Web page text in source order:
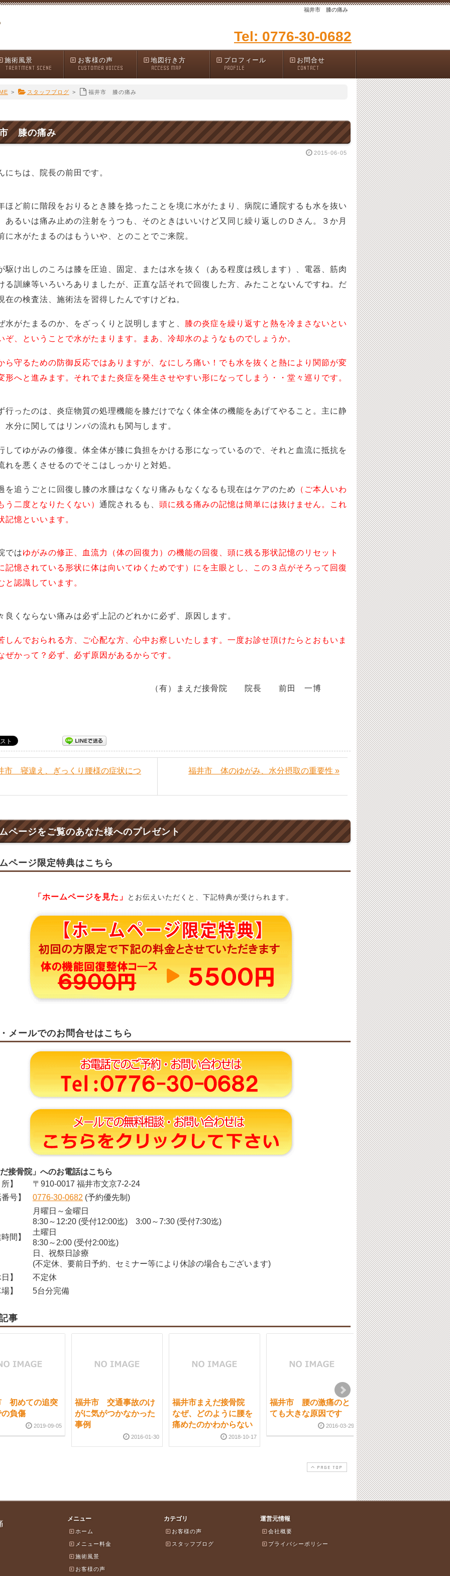
福井市 膝の痛み
Tel: 0776-30-0682
施術風景
TREATMENT SCENE
お客様の声
CUSTOMER VOICES
地図行き方
ACCESS MAP
プロフィール
PROFILE
お問合せ
CONTACT
> スタッフブログ > 福井市 膝の痛み
膝の痛み
2015-06-05
ちは、院長の前田です。
ど前に階段をおりるとき膝を捻ったことを境に水がたまり、病院に通院するも水を抜い
あるいは痛み止めの注射をうつも、そのときはいいけど又同じ繰り返しのＤさん。３か月
に水がたまるのはもういや、とのことでご来院。
け出しのころは膝を圧迫、固定、または水を抜く（ある程度は残します）、電器、筋肉
る訓練等いろいろありましたが、正直な話それで回復した方、みたことないんですね。だ
在の検査法、施術法を習得したんですけどね。
がたまるのか、をざっくりと説明しますと、 膝の炎症を繰り返すと熱を冷まさないとい
ぞ、ということで水がたまります。まあ、冷却水のようなものでしょうか。
ら守るための防御反応ではありますが、なにしろ痛い！でも水を抜くと熱により関節が変
形へと進みます。それでまた炎症を発生させやすい形になってしまう・・堂々巡りです。
ったのは、炎症物質の処理機能を膝だけでなく体全体の機能をあげてやること。主に静
水分に関してはリンパの流れも関与します。
てゆがみの修復。体全体が膝に負担をかける形になっているので、それと血流に抵抗を
れを悪くさせるのでそこはしっかりと対処。
追うごとに回復し膝の水腫はなくなり痛みもなくなるも現在はケアのため
（ご本人いわ
う二度となりたくない） 通院されるも、 頭に残る痛みの記憶は簡単には抜けません。これ
記憶といいます。
はゆがみの修正、血流力（体の回復力）の機能の回復、頭に残る形状記憶のリセット
記憶されている形状に体は向いてゆくためです）にを主眼とし、この３点がそろって回復
と認識しています。
くならない痛みは必ず上記のどれかに必ず、原因します。
しんでおられる方、ご心配な方、心中お察しいたします。一度お診せ頂けたらとおもいま
ぜかって？必ず、必ず原因があるからです。
）まえだ接骨院 院長 前田 一博
市 寝違え、ぎっくり腰様の症状につ 福井市 体のゆがみ、水分摂取の重要性 »
ページをご覧のあなた様へのプレゼント
ページ限定特典はこちら
「ホームページを見た」 とお伝えいただくと、下記特典が受けられます。
メールでのお問合せはこちら
接骨院」へのお電話はこちら
】
〒910-0017 福井市文京7-2-24
号】
0776-30-0682 (予約優先制)
間】
月曜日～金曜日
8:30～12:20 (受付12:00迄) 3:00～7:30 (受付7:30迄)
土曜日
8:30～2:00 (受付2:00迄)
日、祝祭日診療
(不定休、要前日予約、セミナー等により休診の場合もございます)
】
不定休
】
5台分完備
事
初めての追突
負傷
2019-09-05
福井市 交通事故のけ
がに気がつかなかった
事例
2016-01-30
福井市まえだ接骨院
なぜ、どのように腰を
痛めたのかわからない
2018-10-17
福井市 腰の激痛のと
ても大きな原因です
2016-03-29
福井市 原因がはっき
りしない腰痛、仙腸関
節部、骨盤部の痛み
2020-01-
PAGE TOP
メニュー
ホーム
メニュー料金
施術風景
お客様の声
カテゴリ
お客様の声
スタッフブログ
運営元情報
会社概要
プライバシーポリシー